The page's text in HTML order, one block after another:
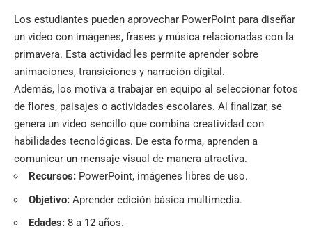
Los estudiantes pueden aprovechar PowerPoint para diseñar
un video con imágenes, frases y música relacionadas con la
primavera. Esta actividad les permite aprender sobre
animaciones, transiciones y narración digital.
Además, los motiva a trabajar en equipo al seleccionar fotos
de flores, paisajes o actividades escolares. Al finalizar, se
genera un video sencillo que combina creatividad con
habilidades tecnológicas. De esta forma, aprenden a
comunicar un mensaje visual de manera atractiva.
Recursos: PowerPoint, imágenes libres de uso.
Objetivo: Aprender edición básica multimedia.
Edades: 8 a 12 años.